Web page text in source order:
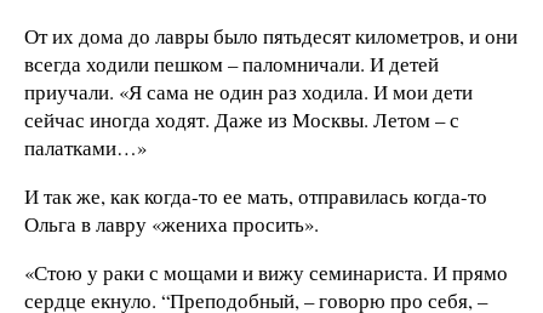
От их дома до лавры было пятьдесят километров, и они
всегда ходили пешком – паломничали. И детей
приучали. «Я сама не один раз ходила. И мои дети
сейчас иногда ходят. Даже из Москвы. Летом – с
палатками…»
И так же, как когда-то ее мать, отправилась когда-то
Ольга в лавру «жениха просить».
«Стою у раки с мощами и вижу семинариста. И прямо
сердце екнуло. “Преподобный, – говорю про себя, –